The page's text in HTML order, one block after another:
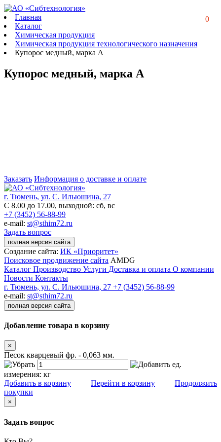
0
Главная
Каталог
Химическая продукция
Химическая продукция технологического назначения
Купорос медный, марка А
Купорос медный, марка А
Заказать Информация о доставке и оплате
г. Тюмень, ул. С. Ильюшина, 27
С 8.00 до 17.00, выходной: сб, вс
+7 (3452) 56-88-99
e-mail: st@sthim72.ru
Задать вопрос
полная версия сайта
Создание сайта: ИК «Приоритет»
Поисковое продвижение сайта AMDG
Каталог Производство Услуги Доставка и оплата О компании
Новости Контакты
г. Тюмень, ул. С. Ильюшина, 27 +7 (3452) 56-88-99
e-mail: st@sthim72.ru
полная версия сайта
Добавление товара в корзину
×
Песок кварцевый фр. - 0,063 мм.
ед.
измерения: кг
Добавить в корзину
Перейти в корзину
Продолжить
покупки
×
Задать вопрос